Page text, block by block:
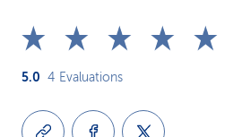
5.0 4 Evaluations